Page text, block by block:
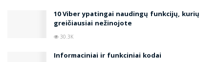
10 Viber ypatingai naudingų funkcijų, kurių
greičiausiai nežinojote
30.3K
Informaciniai ir funkciniai kodai